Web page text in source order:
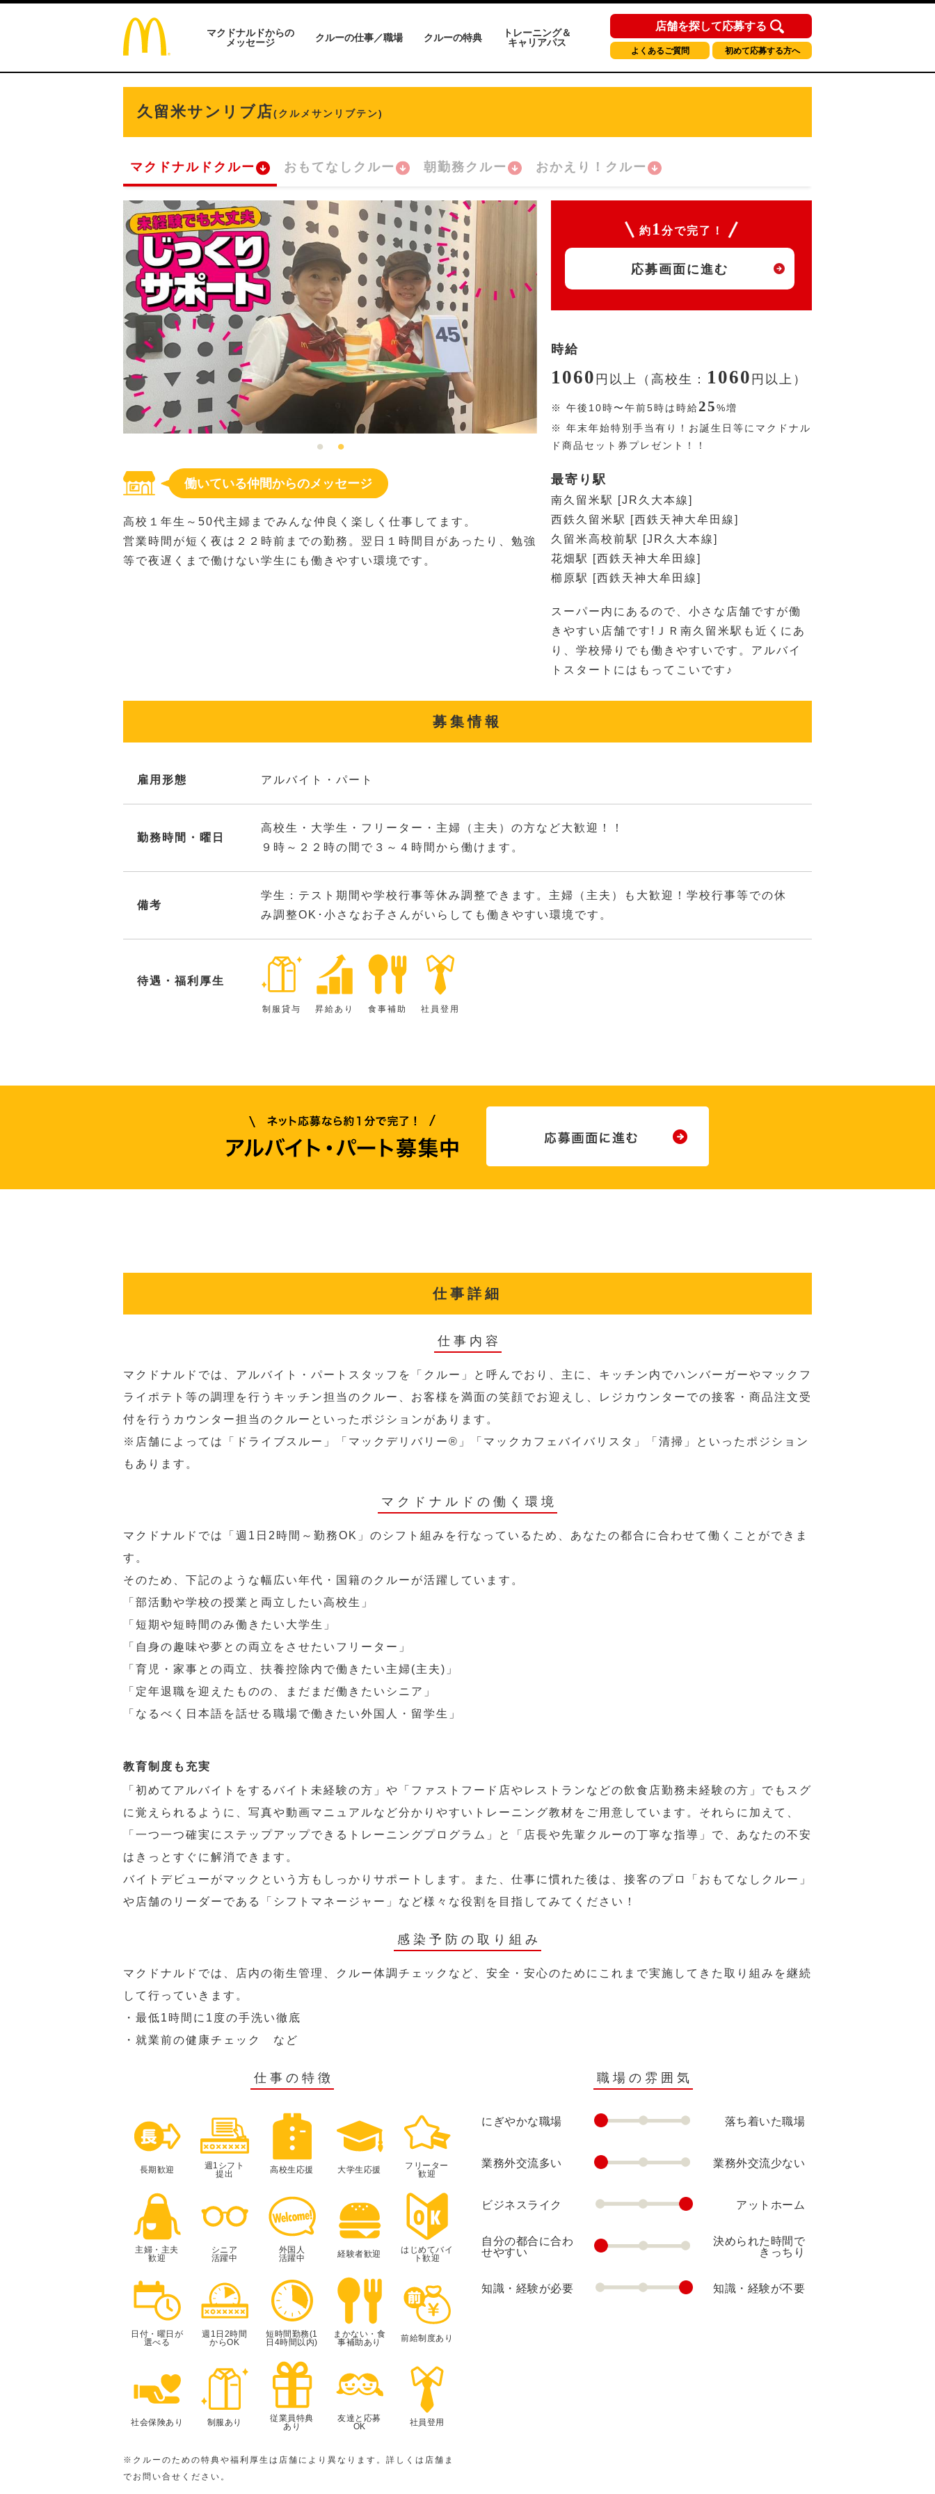
マクドナルドからの
メッセージ
クルーの仕事／職場 クルーの特典
トレーニング＆
キャリアパス
店舗を探して応募する
よくあるご質問 初めて応募する方へ
久留米サンリブ店(クルメサンリブテン)
マクドナルドクルー おもてなしクルー 朝勤務クルー おかえり！クルー
働いている仲間からのメッセージ
高校１年生～50代主婦までみんな仲良く楽しく仕事してます。
営業時間が短く夜は２２時前までの勤務。翌日１時間目があったり、勉強
等で夜遅くまで働けない学生にも働きやすい環境です。
約 1 分で完了！
応募画面に進む
時給
1060 円 以上（高校生： 1060 円 以上）
※ 午後10時〜午前5時は時給25%増
※ 年末年始特別手当有り！お誕生日等にマクドナル
ド商品セット券プレゼント！！
最寄り駅
南久留米駅 [JR久大本線]
西鉄久留米駅 [西鉄天神大牟田線]
久留米高校前駅 [JR久大本線]
花畑駅 [西鉄天神大牟田線]
櫛原駅 [西鉄天神大牟田線]
スーパー内にあるので、小さな店舗ですが働
きやすい店舗です!ＪＲ南久留米駅も近くにあ
り、学校帰りでも働きやすいです。アルバイ
トスタートにはもってこいです♪
募集情報
雇用形態 アルバイト・パート
勤務時間・曜日
高校生・大学生・フリーター・主婦（主夫）の方など大歓迎！！
９時～２２時の間で３～４時間から働けます。
備考
学生：テスト期間や学校行事等休み調整できます。主婦（主夫）も大歓迎！学校行事等での休
み調整OK･小さなお子さんがいらしても働きやすい環境です。
待遇・福利厚生
制服貸与 昇給あり 食事補助 社員登用
仕事詳細
仕事内容
マクドナルドでは、アルバイト・パートスタッフを「クルー」と呼んでおり、主に、キッチン内でハンバーガーやマックフ
ライポテト等の調理を行うキッチン担当のクルー、お客様を満面の笑顔でお迎えし、レジカウンターでの接客・商品注文受
付を行うカウンター担当のクルーといったポジションがあります。
※店舗によっては「ドライブスルー」「マックデリバリー®︎」「マックカフェバイバリスタ」「清掃」といったポジション
もあります。
マクドナルドの働く環境
マクドナルドでは「週1日2時間～勤務OK」のシフト組みを行なっているため、あなたの都合に合わせて働くことができま
す。
そのため、下記のような幅広い年代・国籍のクルーが活躍しています。
「部活動や学校の授業と両立したい高校生」
「短期や短時間のみ働きたい大学生」
「自身の趣味や夢との両立をさせたいフリーター」
「育児・家事との両立、扶養控除内で働きたい主婦(主夫)」
「定年退職を迎えたものの、まだまだ働きたいシニア」
「なるべく日本語を話せる職場で働きたい外国人・留学生」
教育制度も充実
「初めてアルバイトをするバイト未経験の方」や「ファストフード店やレストランなどの飲食店勤務未経験の方」でもスグ
に覚えられるように、写真や動画マニュアルなど分かりやすいトレーニング教材をご用意しています。それらに加えて、
「一つ一つ確実にステップアップできるトレーニングプログラム」と「店長や先輩クルーの丁寧な指導」で、あなたの不安
はきっとすぐに解消できます。
バイトデビューがマックという方もしっかりサポートします。また、仕事に慣れた後は、接客のプロ「おもてなしクルー」
や店舗のリーダーである「シフトマネージャー」など様々な役割を目指してみてください！
感染予防の取り組み
マクドナルドでは、店内の衛生管理、クルー体調チェックなど、安全・安心のためにこれまで実施してきた取り組みを継続
して行っていきます。
・最低1時間に1度の手洗い徹底
・就業前の健康チェック など
仕事の特徴
長期歓迎
週1シフト
提出
高校生応援 大学生応援
フリーター
歓迎
主婦・主夫
歓迎
シニア
活躍中
外国人
活躍中
経験者歓迎
はじめてバイ
ト歓迎
日付・曜日が
選べる
週1日2時間
からOK
短時間勤務(1
日4時間以内)
まかない・食
事補助あり
前給制度あり
社会保険あり 制服あり
従業員特典
あり
友達と応募
OK
社員登用
※クルーのための特典や福利厚生は店舗により異なります。詳しくは店舗ま
でお問い合せください。
職場の雰囲気
にぎやかな職場 落ち着いた職場
業務外交流多い 業務外交流少ない
ビジネスライク アットホーム
自分の都合に合わ
せやすい
決められた時間で
きっちり
知識・経験が必要 知識・経験が不要